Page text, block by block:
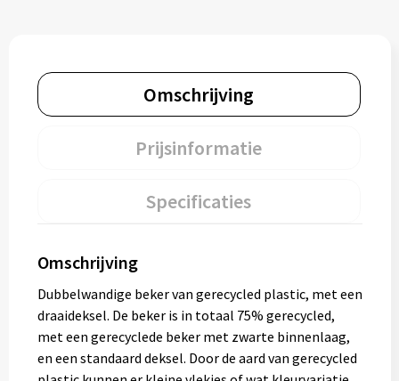
Omschrijving
Prijsinformatie
Specificaties
Omschrijving
Dubbelwandige beker van gerecycled plastic, met een
draaideksel. De beker is in totaal 75% gerecycled,
met een gerecyclede beker met zwarte binnenlaag,
en een standaard deksel. Door de aard van gerecycled